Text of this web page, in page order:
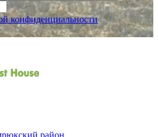
конфиденциальности
район